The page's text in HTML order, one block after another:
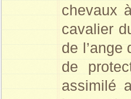
chevaux
cavalier
de l’ange
de
assimilé